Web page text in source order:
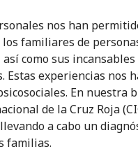
nos han
familiares de
como sus
Estas experiencias nos
En nuestra
de la Cruz Roja
a cabo un
familias.